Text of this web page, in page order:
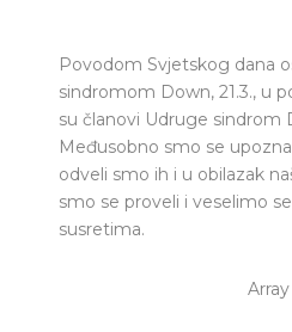
Povodom Svjetskog dana
sindromom Down, 21.3., u
su članovi Udruge sindrom
Međusobno smo se
odveli smo ih i u obilazak
smo se proveli i veselimo
susretima.
Array